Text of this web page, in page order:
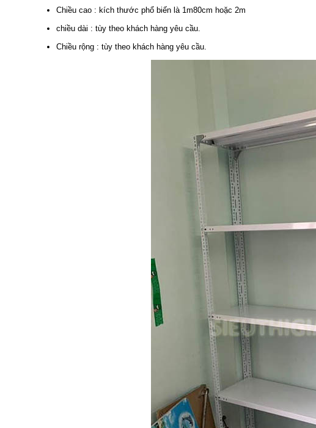
Chiều cao : kích thước phổ biến là 1m80cm hoặc 2m
chiều dài : tùy theo khách hàng yêu cầu.
Chiều rộng : tùy theo khách hàng yêu cầu.